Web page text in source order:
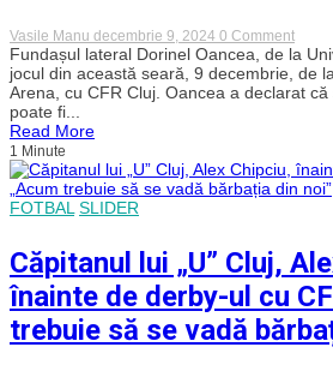
Vasile Manu decembrie 9, 2024 0 Commenton
de
poate
care
să
facă
Fundașul lateral Dorinel Oancea, de la
jocul din această seară, 9 decembrie, de
Arena, cu CFR Cluj. Oancea a declarat
poate fi...
Read More
1 Minute
FOTBAL SLIDER
Căpitanul lui „U” Cluj,
înainte de derby-ul cu
trebuie să se vadă